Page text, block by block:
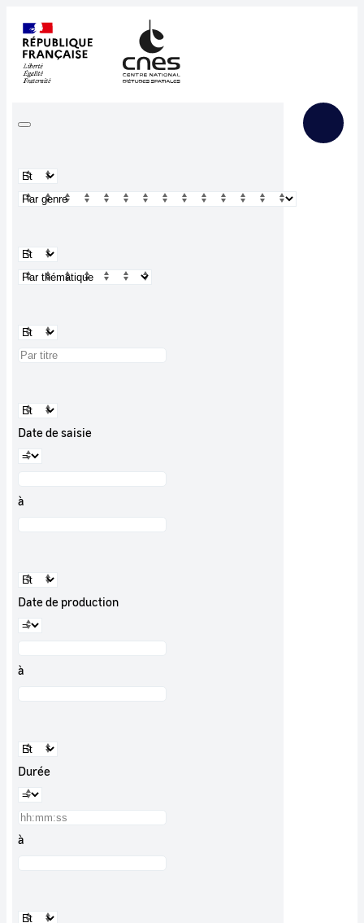
Date de saisie
à
Date de production
à
Durée
à